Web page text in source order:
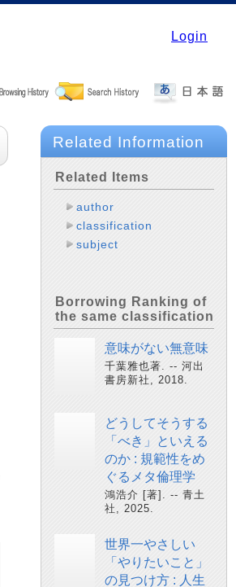
Login
Related Information
Related Items
author
classification
subject
Borrowing Ranking of
the same classification
意味がない無意味
千葉雅也著. -- 河出
書房新社, 2018.
どうしてそうする
「べき」といえる
のか : 規範性をめ
ぐるメタ倫理学
鴻浩介 [著]. -- 青土
社, 2025.
世界一やさしい
「やりたいこと」
の見つけ方 : 人生